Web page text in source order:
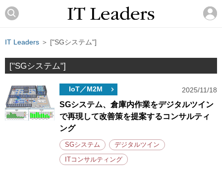
IT Leaders ＞ ["SGシステム"]
["SGシステム"]
IoT／M2M 2025/11/18
SGシステム、倉庫内作業をデジタルツイン
で再現して改善策を提案するコンサルティ
ング
SGシステム デジタルツイン
ITコンサルティング